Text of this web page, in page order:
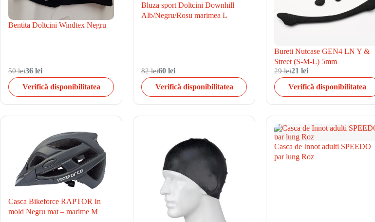
Bentita Doltcini Windtex Negru
50 lei36 lei
Verifică disponibilitatea
Bluza sport Doltcini Downhill
Alb/Negru/Rosu marimea L
82 lei60 lei
Verifică disponibilitatea
Bureti Nutcase GEN4 LN Y &
Street (S-M-L) 5mm
29 lei21 lei
Verifică disponibilitatea
Casca Bikeforce RAPTOR In
mold Negru mat – marime M
Casca de Innot adulti SPEEDO
par lung Roz